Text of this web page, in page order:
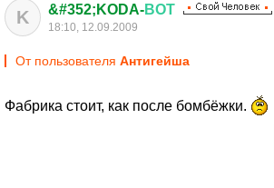
K &#352;KODA-ВОТ
18:10, 12.09.2009
От пользователя Антигейша
Фабрика стоит, как после бомбёжки.